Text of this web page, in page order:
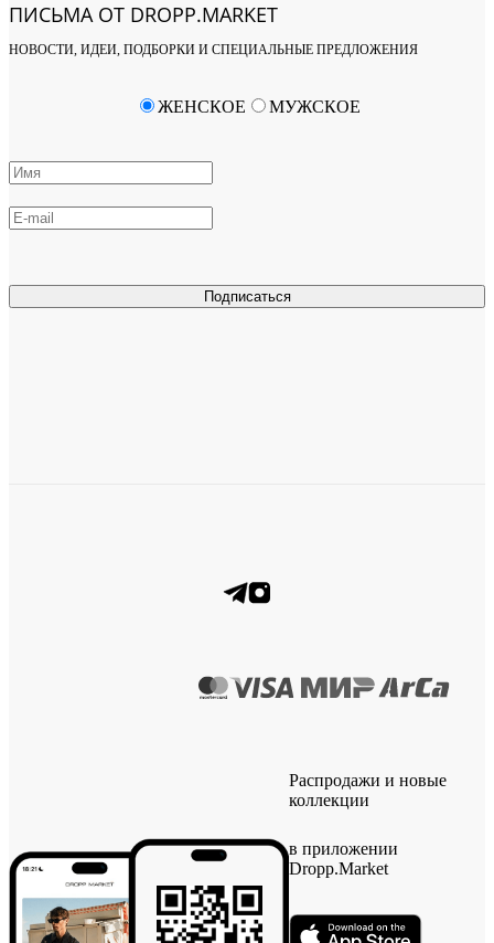
ПИСЬМА ОТ DROPP.MARKET
НОВОСТИ, ИДЕИ, ПОДБОРКИ И СПЕЦИАЛЬНЫЕ ПРЕДЛОЖЕНИЯ
Подписаться
ЖЕНСКОЕ МУЖСКОЕ
Распродажи и новые
коллекции
в приложении
Dropp.Market